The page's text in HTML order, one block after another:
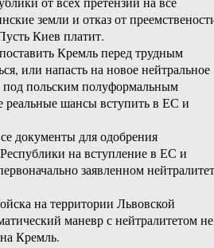
земли и отказ от
Киев платит.
Кремль перед трудным
или напасть на новое нейтральное
под польским полуформальным
реальные шансы вступить в ЕС и
документы для одобрения
на вступление в ЕС и
заявленном
на территории Львовской
маневр с нейтралитетом не
Кремль.